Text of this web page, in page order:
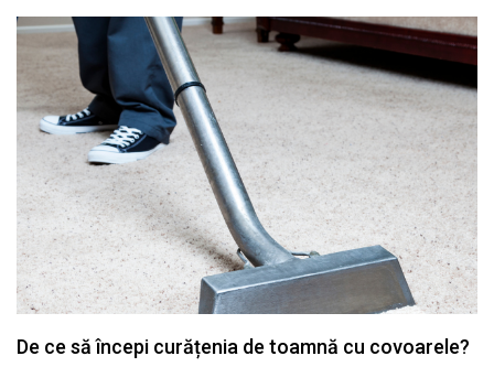
De ce să începi curățenia de toamnă cu covoarele?